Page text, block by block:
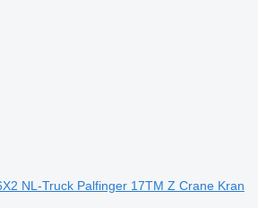
NL-Truck Palfinger 17TM Z Crane Kran